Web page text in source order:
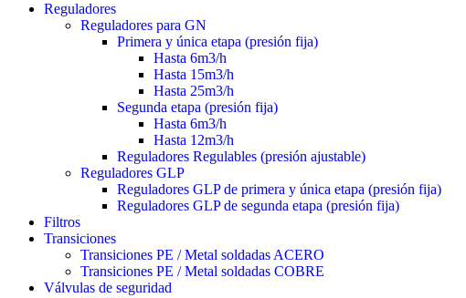
Reguladores
Reguladores para GN
Primera y única etapa (presión fija)
Hasta 6m3/h
Hasta 15m3/h
Hasta 25m3/h
Segunda etapa (presión fija)
Hasta 6m3/h
Hasta 12m3/h
Reguladores Regulables (presión ajustable)
Reguladores GLP
Reguladores GLP de primera y única etapa (presión fija)
Reguladores GLP de segunda etapa (presión fija)
Filtros
Transiciones
Transiciones PE / Metal soldadas ACERO
Transiciones PE / Metal soldadas COBRE
Válvulas de seguridad